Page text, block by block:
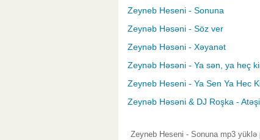
Zeyneb Heseni - Sonuna
Zeynəb Həsəni - Söz ver
Zeynəb Həsəni - Xəyanət
Zeynəb Həsəni - Ya sən, ya heç
Zeyneb Heseni - Ya Sen Ya Hec
Zeynəb Həsəni & DJ Roşka -
Zeyneb Heseni - Sonuna mp3